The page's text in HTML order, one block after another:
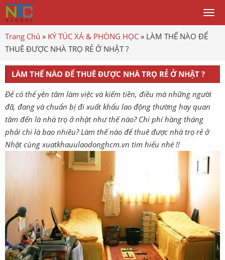
Trang Chủ » KÝ TÚC XÁ & PHÒNG HỌC » LÀM THẾ NÀO ĐỂ
THUÊ ĐƯỢC NHÀ TRỌ RẺ Ở NHẬT ?
LÀM THẾ NÀO ĐỂ THUÊ ĐƯỢC NHÀ TRỌ RẺ Ở NHẬT ?
Để có thể yên tâm làm việc và kiếm tiền, điều mà những người
đã, đang và chuẩn bị đi xuất khẩu lao động thường hay quan
tâm đến là nhà trọ ở nhật như thế nào? Chi phí hàng tháng
phải chi là bao nhiêu? Làm thế nào để thuê được nhà trọ rẻ ở
Nhật cùng xuatkhauulaodonghcm.vn tìm hiểu nhé !!